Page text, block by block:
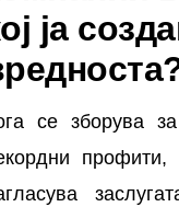
ја
се зборува
профити,